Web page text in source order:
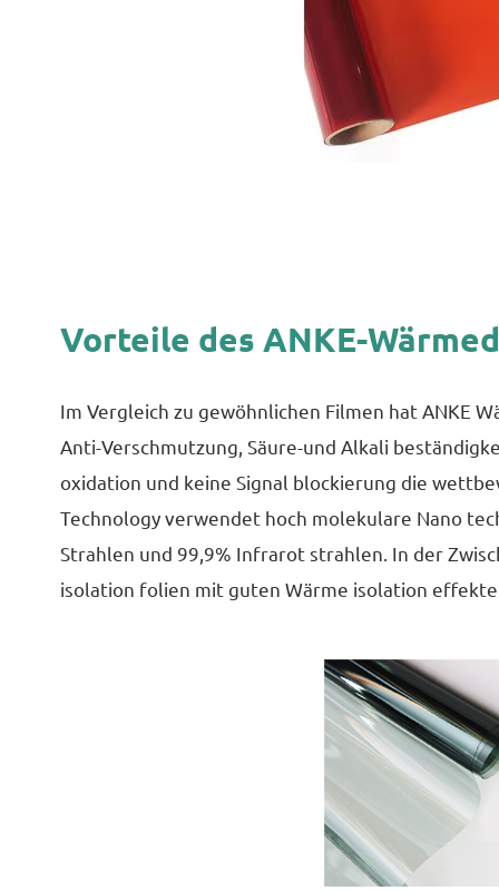
Vorteile des ANKE-
Im Vergleich zu gewöhnlichen Filmen hat ANKE
Anti-Verschmutzung, Säure-und Alkali
oxidation und keine Signal blockierung die
Technology verwendet hoch molekulare Nano
Strahlen und 99,9% Infrarot strahlen. In der
isolation folien mit guten Wärme isolation